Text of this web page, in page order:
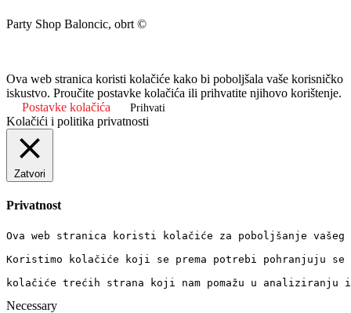
Party Shop Baloncic, obrt ©
Ova web stranica koristi kolačiće kako bi poboljšala vaše korisničko
iskustvo. Proučite postavke kolačića ili prihvatite njihovo korištenje.
Postavke kolačića
Prihvati
Kolačići i politika privatnosti
Zatvori
Privatnost
Ova web stranica koristi kolačiće za poboljšanje
Koristimo kolačiće koji se prema potrebi pohranjuju
kolačiće trećih strana koji nam pomažu u
Necessary